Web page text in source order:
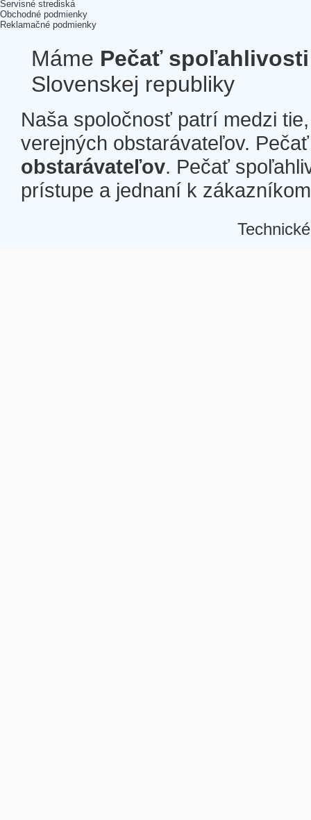
Servisné strediská
Obchodné podmienky
Reklamačné podmienky
Máme Pečať spoľahlivosti
Slovenskej republiky
Naša spoločnosť patrí medzi
verejných obstarávateľov.
obstarávateľov. Pečať
prístupe a jednaní k